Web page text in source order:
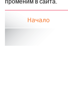
променим в сайта.